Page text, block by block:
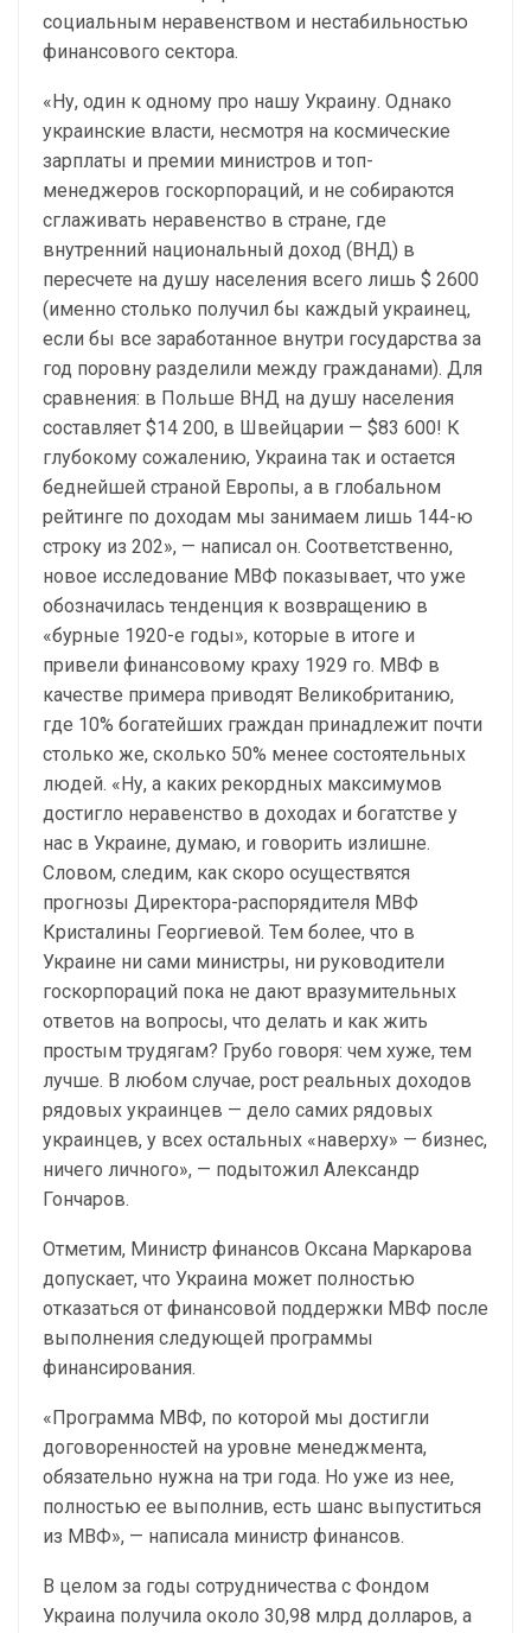
социальным неравенством и нестабильностью
финансового сектора.
«Ну, один к одному про нашу Украину. Однако
украинские власти, несмотря на космические
зарплаты и премии министров и топ-
менеджеров госкорпораций, и не собираются
сглаживать неравенство в стране, где
внутренний национальный доход (ВНД) в
пересчете на душу населения всего лишь $ 2600
(именно столько получил бы каждый украинец,
если бы все заработанное внутри государства за
год поровну разделили между гражданами). Для
сравнения: в Польше ВНД на душу населения
составляет $14 200, в Швейцарии — $83 600! К
глубокому сожалению, Украина так и остается
беднейшей страной Европы, а в глобальном
рейтинге по доходам мы занимаем лишь 144-ю
строку из 202», — написал он. Соответственно,
новое исследование МВФ показывает, что уже
обозначилась тенденция к возвращению в
«бурные 1920-е годы», которые в итоге и
привели финансовому краху 1929 го. МВФ в
качестве примера приводят Великобританию,
где 10% богатейших граждан принадлежит почти
столько же, сколько 50% менее состоятельных
людей. «Ну, а каких рекордных максимумов
достигло неравенство в доходах и богатстве у
нас в Украине, думаю, и говорить излишне.
Словом, следим, как скоро осуществятся
прогнозы Директора-распорядителя МВФ
Кристалины Георгиевой. Тем более, что в
Украине ни сами министры, ни руководители
госкорпораций пока не дают вразумительных
ответов на вопросы, что делать и как жить
простым трудягам? Грубо говоря: чем хуже, тем
лучше. В любом случае, рост реальных доходов
рядовых украинцев — дело самих рядовых
украинцев, у всех остальных «наверху» — бизнес,
ничего личного», — подытожил Александр
Гончаров.
Отметим, Министр финансов Оксана Маркарова
допускает, что Украина может полностью
отказаться от финансовой поддержки МВФ после
выполнения следующей программы
финансирования.
«Программа МВФ, по которой мы достигли
договоренностей на уровне менеджмента,
обязательно нужна на три года. Но уже из нее,
полностью ее выполнив, есть шанс выпуститься
из МВФ», — написала министр финансов.
В целом за годы сотрудничества с Фондом
Украина получила около 30,98 млрд долларов, а